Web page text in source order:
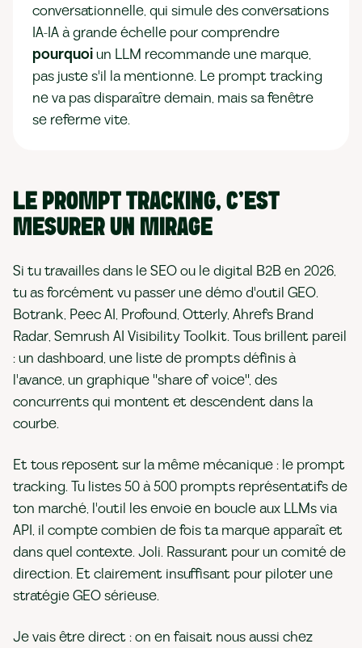
conversationnelle, qui simule des conversations
IA-IA à grande échelle pour comprendre
pourquoiun LLM recommande une marque,
pas juste s'il la mentionne. Le prompt tracking
ne va pas disparaître demain, mais sa fenêtre
se referme vite.
LE PROMPT TRACKING, C'EST
MESURER UN MIRAGE
Si tu travailles dans le SEO ou le digital B2B en 2026,
tu as forcément vu passer une démo d'outil GEO.
Botrank, Peec AI, Profound, Otterly, Ahrefs Brand
Radar, Semrush AI Visibility Toolkit. Tous brillent pareil
: un dashboard, une liste de prompts définis à
l'avance, un graphique "share of voice", des
concurrents qui montent et descendent dans la
courbe.
Et tous reposent sur la même mécanique : le prompt
tracking. Tu listes 50 à 500 prompts représentatifs de
ton marché, l'outil les envoie en boucle aux LLMs via
API, il compte combien de fois ta marque apparaît et
dans quel contexte. Joli. Rassurant pour un comité de
direction. Et clairement insuffisant pour piloter une
stratégie GEO sérieuse.
Je vais être direct : on en faisait nous aussi chez